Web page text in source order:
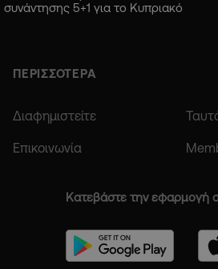
συνάντησης 5+1 για το Κυπριακό
ΠΕΡΙΣΣΟΤΕΡΑ
Διαφημιστείτε
Επικοινωνία
Κατεβάστε την εφαρμογή